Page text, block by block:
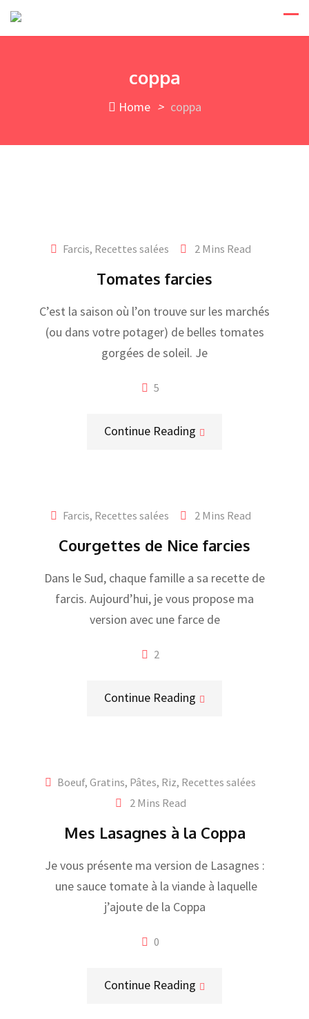
Skip
coppa
Home > coppa
Farcis, Recettes salées 2 Mins Read
Tomates farcies
C’est la saison où l’on trouve sur les marchés
(ou dans votre potager) de belles tomates
gorgées de soleil. Je
5
Continue Reading
Farcis, Recettes salées 2 Mins Read
Courgettes de Nice farcies
Dans le Sud, chaque famille a sa recette de
farcis. Aujourd’hui, je vous propose ma
version avec une farce de
2
Continue Reading
Boeuf, Gratins, Pâtes, Riz, Recettes salées
2 Mins Read
Mes Lasagnes à la Coppa
Je vous présente ma version de Lasagnes :
une sauce tomate à la viande à laquelle
j’ajoute de la Coppa
0
Continue Reading